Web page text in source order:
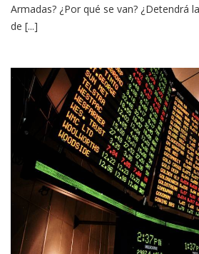
Armadas? ¿Por qué se van? ¿Detendrá
de [...]